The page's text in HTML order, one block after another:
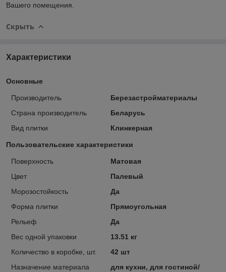
Вашего помещения.
Скрыть
Характеристики
Основные
Производитель
Березастройматериалы
Страна производитель
Беларусь
Вид плитки
Клинкерная
Пользовательские характеристики
Поверхность
Матовая
Цвет
Палевый
Морозостойкость
Да
Форма плитки
Прямоугольная
Рельеф
Да
Вес одной упаковки
13.51 кг
Количество в коробке, шт.
42 шт
Назначение материала
для кухни, для гостиной/